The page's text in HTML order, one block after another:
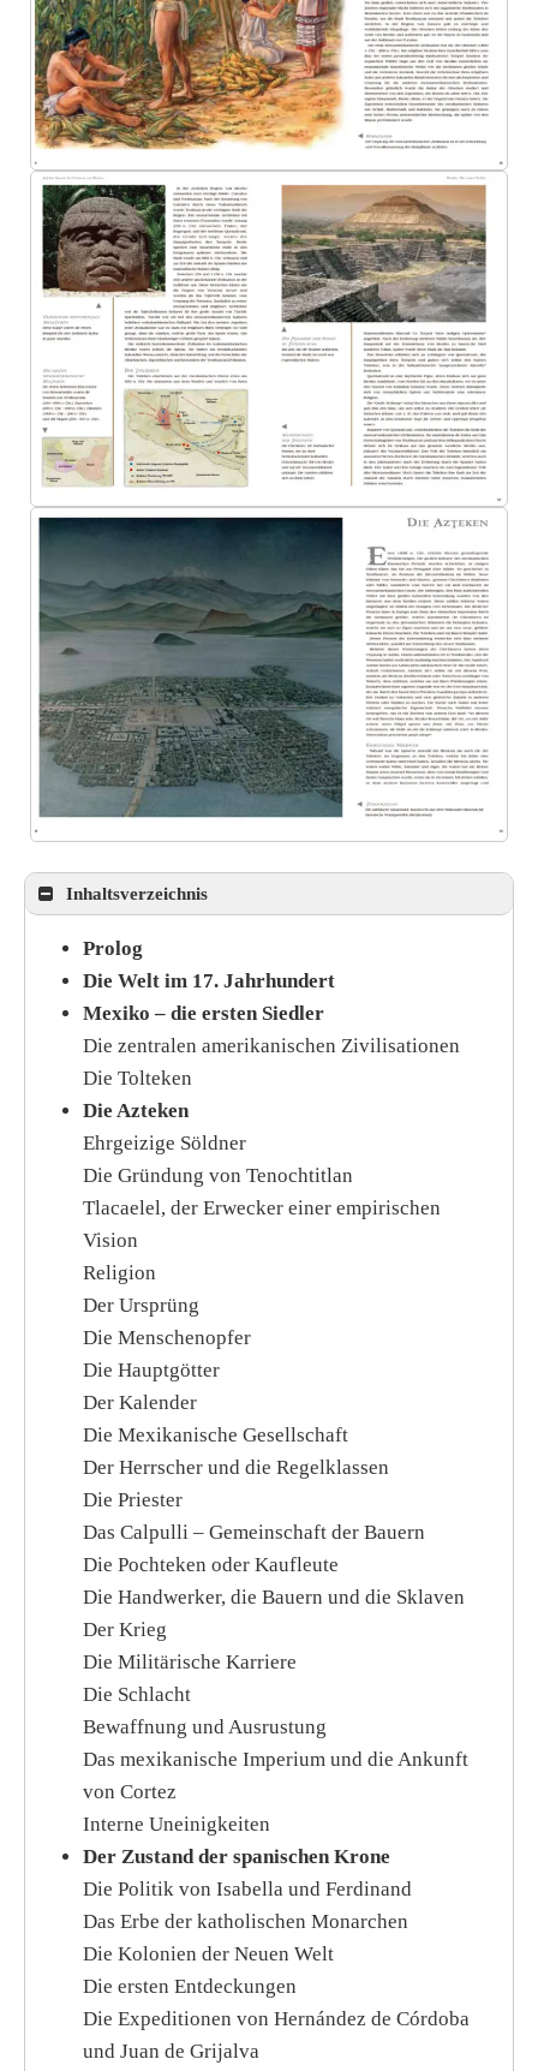
Inhaltsverzeichnis
Prolog
Die Welt im 17. Jahrhundert
Mexiko – die ersten Siedler
Die zentralen amerikanischen Zivilisationen
Die Tolteken
Die Azteken
Ehrgeizige Söldner
Die Gründung von Tenochtitlan
Tlacaelel, der Erwecker einer empirischen
Vision
Religion
Der Ursprüng
Die Menschenopfer
Die Hauptgötter
Der Kalender
Die Mexikanische Gesellschaft
Der Herrscher und die Regelklassen
Die Priester
Das Calpulli – Gemeinschaft der Bauern
Die Pochteken oder Kaufleute
Die Handwerker, die Bauern und die Sklaven
Der Krieg
Die Militärische Karriere
Die Schlacht
Bewaffnung und Ausrustung
Das mexikanische Imperium und die Ankunft
von Cortez
Interne Uneinigkeiten
Der Zustand der spanischen Krone
Die Politik von Isabella und Ferdinand
Das Erbe der katholischen Monarchen
Die Kolonien der Neuen Welt
Die ersten Entdeckungen
Die Expeditionen von Hernández de Córdoba
und Juan de Grijalva